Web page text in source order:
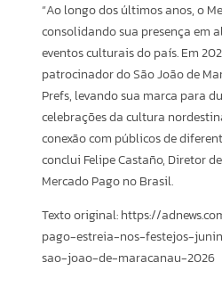
“Ao longo dos últimos anos, o
consolidando sua presença em
eventos culturais do país. Em
patrocinador do São João de
Prefs, levando sua marca para
celebrações da cultura
conexão com públicos de
conclui Felipe Castaño, Diretor
Mercado Pago no Brasil.
Texto original: https://
pago-estreia-nos-festejos-
sao-joao-de-maracanau-2026